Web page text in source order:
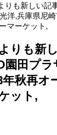
りも新しい記
洋,兵庫県尼
マーケット,
りも新
園田プラ
年秋再オ
ット,